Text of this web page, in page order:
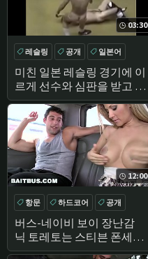
03:30
미친 일본 레슬링 경기에 이
르게 선수와 심판을 받고 벌
거벗은
레슬링 공개 일본어
12:00
버스-네이비 보이 장난감
닉 토레토는 스티븐 폰세에
게 속아
항문 하드코어 공개